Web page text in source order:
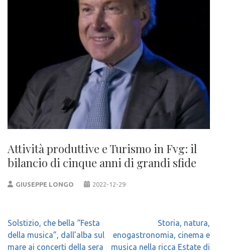
Attività produttive e Turismo in Fvg: il
bilancio di cinque anni di grandi sfide
GIUSEPPE LONGO 2022-12-29
Navigazione
articoli
Solstizio, che bella “Festa
della musica”, dall’alba sul
mare ai concerti della sera
Storia, natura,
enogastronomia, cinema e
musica nella ricca Estate di